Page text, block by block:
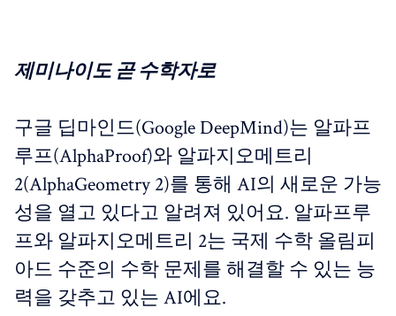
제미나이도 곧 수학자로
구글 딥마인드(Google DeepMind)는 알파프
루프(AlphaProof)와 알파지오메트리
2(AlphaGeometry 2)를 통해 AI의 새로운 가능
성을 열고 있다고 알려져 있어요. 알파프루
프와 알파지오메트리 2는 국제 수학 올림피
아드 수준의 수학 문제를 해결할 수 있는 능
력을 갖추고 있는 AI에요.